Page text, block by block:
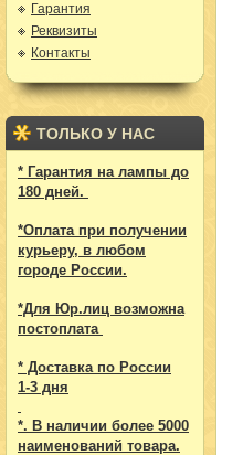
Гарантия
Реквизиты
Контакты
ТОЛЬКО У НАС
* Гарантия на лампы до
180 дней.
*Оплата при получении
курьеру, в любом
городе России.
*Для Юр.лиц возможна
постоплата
* Доставка по России
1-3 дня
*. В наличии более 5000
наименований товара.